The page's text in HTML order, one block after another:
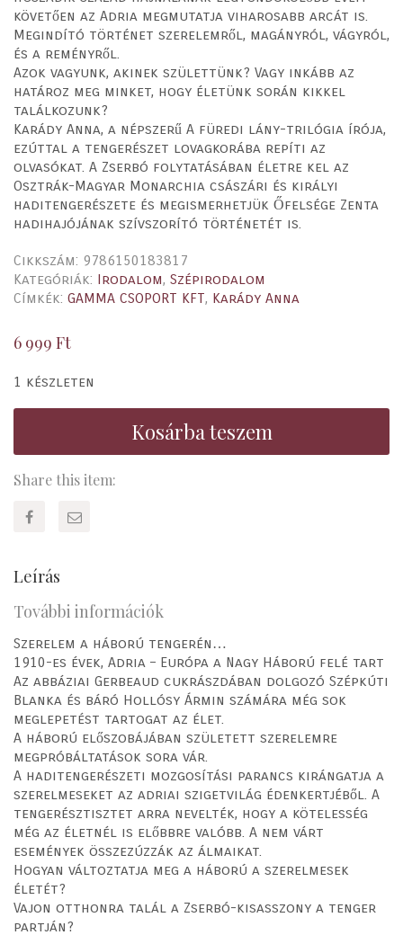
követően az Adria megmutatja viharosabb arcát is.
Megindító történet szerelemről, magányról, vágyról,
és a reményről.
Azok vagyunk, akinek születtünk? Vagy inkább az
határoz meg minket, hogy életünk során kikkel
találkozunk?
Karády Anna, a népszerű A füredi lány-trilógia írója,
ezúttal a tengerészet lovagkorába repíti az
olvasókat. A Zserbó folytatásában életre kel az
Osztrák-Magyar Monarchia császári és királyi
haditengerészete és megismerhetjük Őfelsége Zenta
hadihajójának szívszorító történetét is.
Cikkszám: 9786150183817
Kategóriák: Irodalom, Szépirodalom
Címkék: GAMMA CSOPORT KFT, Karády Anna
6 999 Ft
1 készleten
Kosárba teszem
Share this item:
Leírás
További információk
Szerelem a háború tengerén…
1910-es évek, Adria – Európa a Nagy Háború felé tart
Az abbáziai Gerbeaud cukrászdában dolgozó Szépkúti
Blanka és báró Hollósy Ármin számára még sok
meglepetést tartogat az élet.
A háború előszobájában született szerelemre
megpróbáltatások sora vár.
A haditengerészeti mozgosítási parancs kirángatja a
szerelmeseket az adriai szigetvilág édenkertjéből. A
tengerésztisztet arra nevelték, hogy a kötelesség
még az életnél is előbbre valóbb. A nem várt
események összezúzzák az álmaikat.
Hogyan változtatja meg a háború a szerelmesek
életét?
Vajon otthonra talál a Zserbó-kisasszony a tenger
partján?